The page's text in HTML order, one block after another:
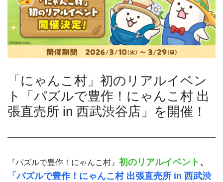
「にゃんこ村」初のリアルイベン
ト「パズルで豊作！にゃんこ村 出
張直売所 in 西武渋谷店」を開催！
『パズルで豊作！にゃんこ村』 初のリアルイベント 、
「パズルで豊作！にゃんこ村 出張直売所 in 西武渋